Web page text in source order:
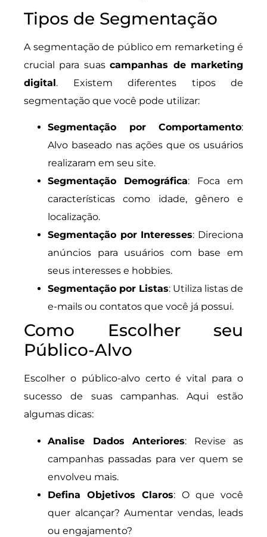
Tipos de Segmentação
A segmentação de público em remarketing é
crucial para suascampanhas de marketing
digital. Existem diferentes tipos de
segmentação que você pode utilizar:
Segmentação por Comportamento:
Alvo baseado nas ações que os usuários
realizaram em seu site.
Segmentação Demográfica: Foca em
características como idade, gênero e
localização.
Segmentação por Interesses: Direciona
anúncios para usuários com base em
seus interesses e hobbies.
Segmentação por Listas: Utiliza listas de
e-mails ou contatos que você já possui.
Como Escolher seu
Público-Alvo
Escolher o público-alvo certo é vital para o
sucesso de suas campanhas. Aqui estão
algumas dicas:
Analise Dados Anteriores: Revise as
campanhas passadas para ver quem se
envolveu mais.
Defina Objetivos Claros: O que você
quer alcançar? Aumentar vendas, leads
ou engajamento?